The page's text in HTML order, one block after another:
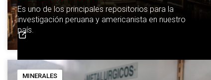
Es uno de los principales repositorios para la
investigación peruana y americanista en nuestro
país.
MINERALES